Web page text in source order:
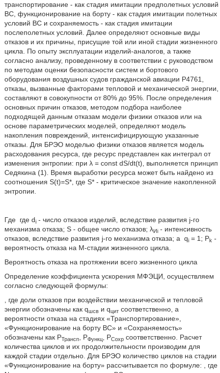
транспортирование - как стадия имитации предполетных условий
ВС, функционирование на борту - как стадия имитации полетных
условий ВС и сохраняемость - как стадия имитации
послеполетных условий. Далее определяют основные виды
отказов и их причины, присущие той или иной стадии жизненного
цикла. По опыту эксплуатации изделий-аналогов, а также
согласно анализу, проведенному в соответствии с руководством
по методам оценки безопасности систем и бортового
оборудования воздушных судов гражданской авиации Р4761,
отказы, вызванные факторами тепловой и механической энергии,
составляют в совокупности от 80% до 95%. После определения
основных причин отказов, методом подбора наиболее
подходящей данным отказам модели физики отказов или на
основе параметрических моделей, определяют модель
накопления повреждений, интенсифицирующую указанные
отказы. Для БРЭО моделью физики отказов является модель
расходования ресурса, где ресурс представлен как интеграл от
изменения энтропии: при λ = const dS/dt(t), выполняется принцип
Седякина (1). Время выработки ресурса может быть найдено из
соотношения S(t)=S*, где S* - критическое значение накопленной
энтропии.
Где где di- число отказов изделий, вследствие развития j-го
механизма отказа; S - общее число отказов; λИi- интенсивность
отказов, вследствие развития j-го механизма отказа; a qi= 1; Pk -
вероятность отказа на М-стадии жизненного цикла.
Вероятность отказа на протяжении всего жизненного цикла
Определение коэффициента ускорения МФЭЦИ, осуществляем
согласно следующей формулы:
, где доли отказов при воздействии механической и тепловой
энергии обозначены как qшсв и qцитсоответственно, а
вероятности отказа на стадиях «Транспортирование»,
«Функционирование на борту ВС» и «Сохраняемость»
обозначены как РТрансп, РФункц, РСохрсоответственно. Расчет
количества циклов и их продолжительности производим для
каждой стадии отдельно. Для БРЭО количество циклов на стадии
«Функционирование на борту» рассчитывается по формуле:
, где